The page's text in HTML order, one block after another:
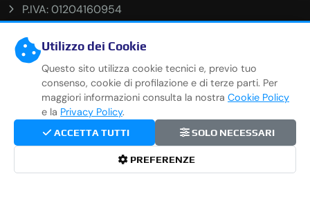
P.IVA: 01204160954
Numero REA: OR-138553
Capitale Sociale: 30.000 I.V.
PEC: newcarssrl@legalmail.it
CODICE SDI: KRRH6B9
Copyright 2026NEW CARS SRL. Tutti i diritti riservati. |
Utilizzo dei Cookie
Questo sito utilizza cookie tecnici e, previo tuo
consenso, cookie di profilazione e di terze parti. Per
maggiori informazioni consulta la nostra Cookie Policy
e la Privacy Policy.
ACCETTA TUTTI SOLO NECESSARI
PREFERENZE